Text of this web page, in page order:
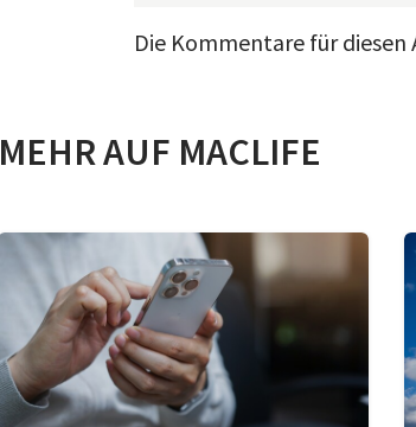
Die Kommentare für
MEHR AUF MACLIFE